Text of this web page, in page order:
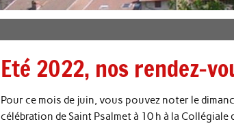
Eté 2022, nos rendez-
Pour ce mois de juin, vous pouvez noter le
célébration de Saint Psalmet à 10 h à la Collégiale